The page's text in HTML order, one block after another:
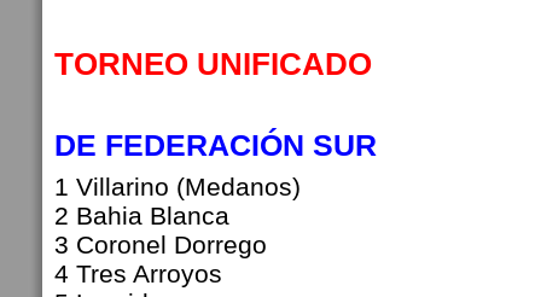
TORNEO UNIFICADO
DE FEDERACIÓN SUR
1 Villarino (Medanos)
2 Bahia Blanca
3 Coronel Dorrego
4 Tres Arroyos